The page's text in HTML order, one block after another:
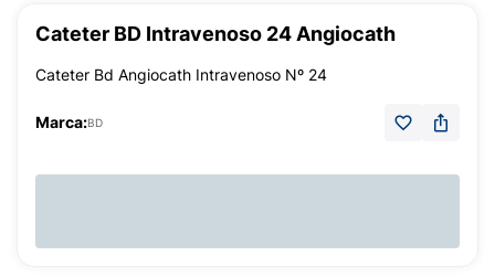
Cateter BD Intravenoso 24 Angiocath
Cateter Bd Angiocath Intravenoso Nº 24
Marca:BD